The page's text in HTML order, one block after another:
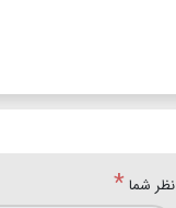
نظر شما*